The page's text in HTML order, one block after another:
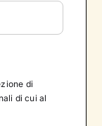
di
di cui al